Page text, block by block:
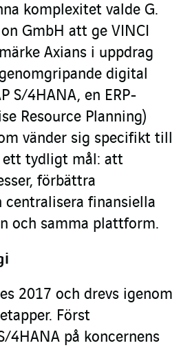
komplexitet valde G.
GmbH att ge VINCI
Axians i uppdrag
digital
S/4HANA, en ERP-
Resource Planning)
vänder sig specifikt till
ett tydligt mål: att
förbättra
centralisera finansiella
och samma plattform.
2017 och drevs igenom
Först
4HANA på koncernens